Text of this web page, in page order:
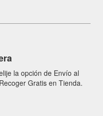
la opción de Envío al
Gratis en Tienda.